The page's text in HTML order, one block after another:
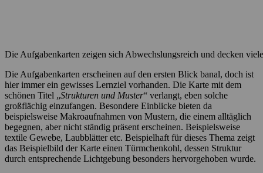
Die Aufgabenkarten zeigen sich Abwechslungsreich und decken
Die Aufgabenkarten erscheinen auf den ersten Blick banal, doch ist
hier immer ein gewisses Lernziel vorhanden. Die Karte mit dem
schönen Titel „Strukturen und Muster“ verlangt, eben solche
großflächig einzufangen. Besondere Einblicke bieten da
beispielsweise Makroaufnahmen von Mustern, die einem alltäglich
begegnen, aber nicht ständig präsent erscheinen. Beispielsweise
textile Gewebe, Laubblätter etc. Beispielhaft für dieses Thema zeigt
das Beispielbild der Karte einen Türmchenkohl, dessen Struktur
durch entsprechende Lichtgebung besonders hervorgehoben wurde.